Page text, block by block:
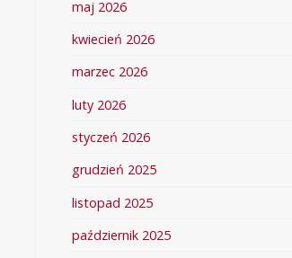
maj 2026
kwiecień 2026
marzec 2026
luty 2026
styczeń 2026
grudzień 2025
listopad 2025
październik 2025